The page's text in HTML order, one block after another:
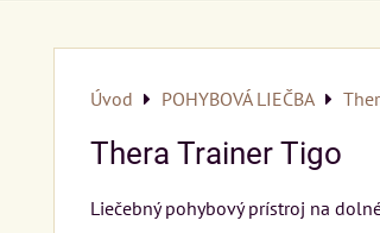
Úvod POHYBOVÁ LIEČBA
Thera Trainer Tigo
Liečebný pohybový prístroj na